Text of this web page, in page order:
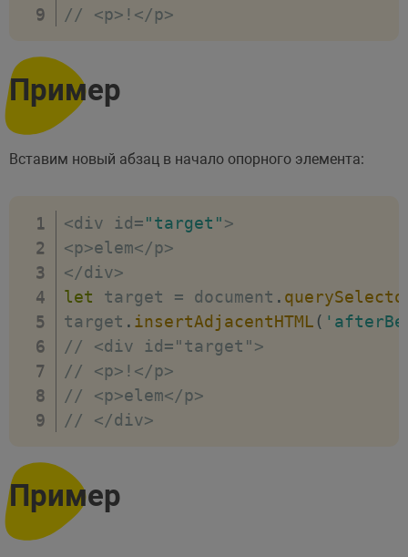
// <p>!</p>
Пример
Вставим новый абзац в начало опорного элемента:
<div id="target">
<p>elem</p>
</div>
let target = document .
target . insertAdjacentHTML (
// <div id="target">
// <p>!</p>
// <p>elem</p>
// </div>
Пример